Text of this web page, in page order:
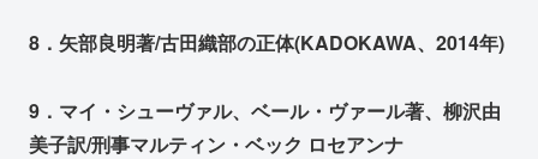
8．矢部良明著/古田織部の正体(KADOKAWA、2014年)
9．マイ・シューヴァル、ベール・ヴァール著、柳沢由
美子訳/刑事マルティン・ベック ロセアンナ